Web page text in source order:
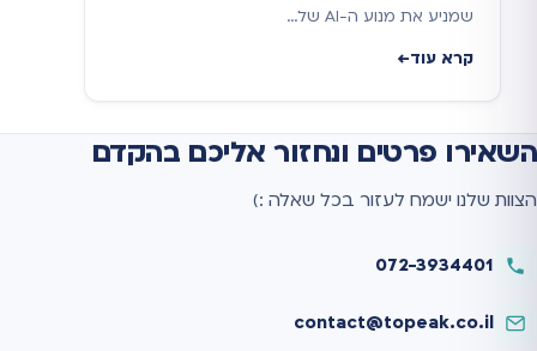
שמניע את מנוע ה-AI של…
קרא עוד
השאירו פרטים ונחזור אליכם בהקדם
הצוות שלנו ישמח לעזור בכל שאלה :)
072-3934401
contact@topeak.co.il